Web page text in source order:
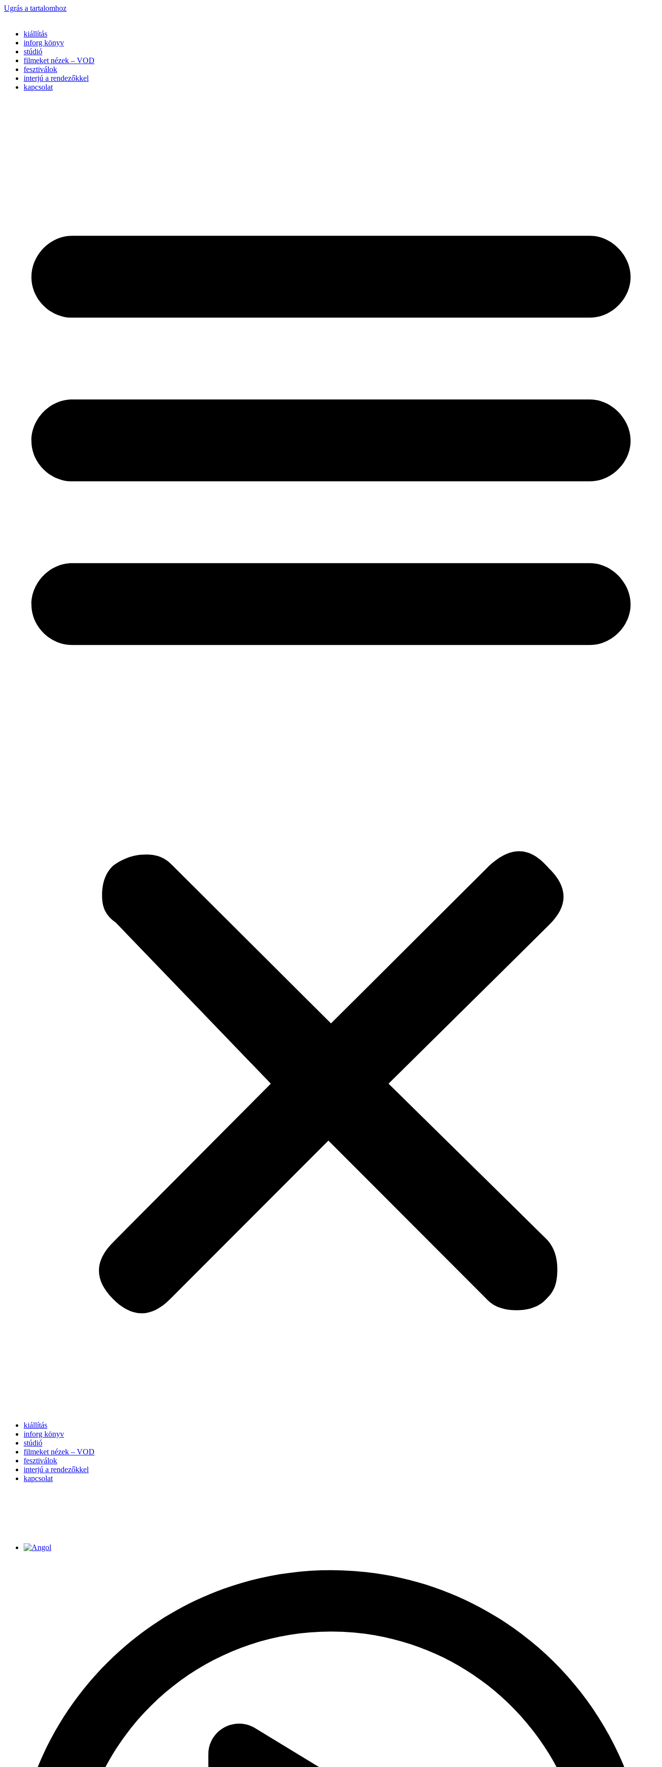
Ugrás a tartalomhoz
kiállítás
inforg könyv
stúdió
filmeket nézek – VOD
fesztiválok
interjú a rendezőkkel
kapcsolat
kiállítás
inforg könyv
stúdió
filmeket nézek – VOD
fesztiválok
interjú a rendezőkkel
kapcsolat